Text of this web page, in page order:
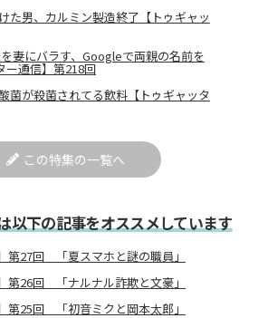
た男、カルミン製造終了【トゥギャッ
妻にバラす、Googleで両親の名前を
ー通信】第218回
菌が殺菌されてる飲料【トゥギャッタ
この特集の一覧へ
以下の記事をオススメしています
第27回 「夏スマホと謎の職員」
第26回 「ナルナル詐欺と文豪」
第25回 「初音ミクと岡本太郎」